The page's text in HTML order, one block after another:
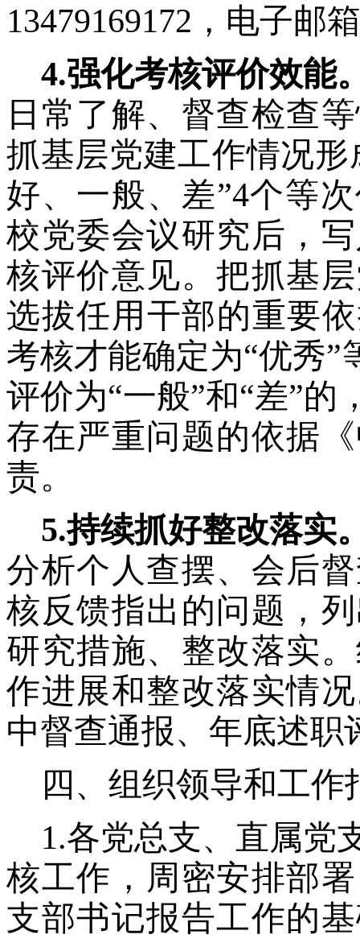
13479169172，电子邮箱
4.强化考核评价效能
日常了解、督查检查
抓基层党建工作情况
好、一般、差”4个等
校党委会议研究后，
核评价意见。把抓基
选拔任用干部的重要
考核才能确定为“优秀”
评价为“一般”和“差”
存在严重问题的依据
责。
5.持续抓好整改落实
分析个人查摆、会后
核反馈指出的问题，
研究措施、整改落实
作进展和整改落实情
中督查通报、年底述职
四、组织领导和工作
1.各党总支、直属党
核工作，周密安排部
支部书记报告工作的